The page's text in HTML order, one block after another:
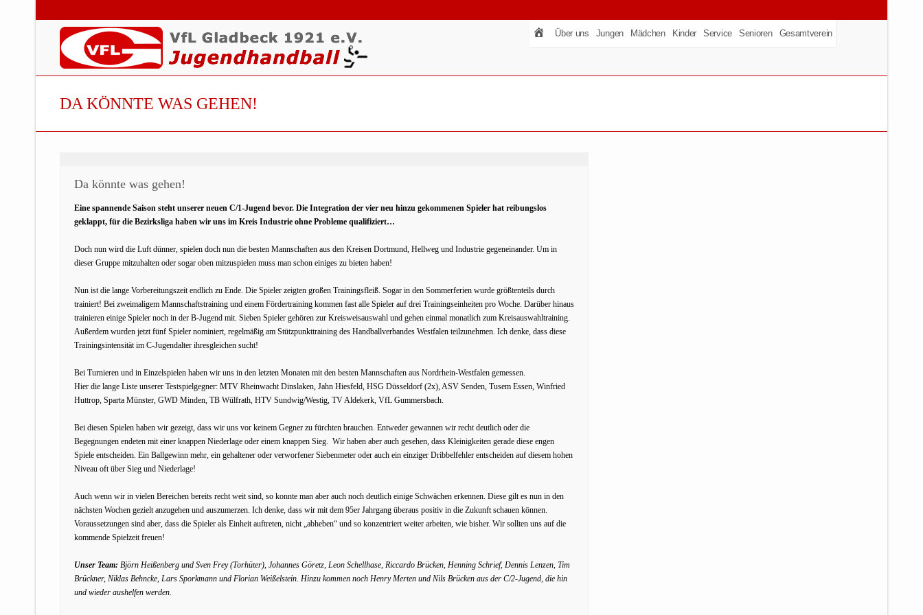
Über uns Jungen Mädchen Kinder Service Senioren Gesamtverein
DA KÖNNTE WAS GEHEN!
Da könnte was gehen!
Eine spannende Saison steht unserer neuen C/1-Jugend bevor. Die Integration der vier neu hinzu gekommenen Spieler hat reibungslos
geklappt, für die Bezirksliga haben wir uns im Kreis Industrie ohne Probleme qualifiziert…
Doch nun wird die Luft dünner, spielen doch nun die besten Mannschaften aus den Kreisen Dortmund, Hellweg und Industrie gegeneinander. Um in
dieser Gruppe mitzuhalten oder sogar oben mitzuspielen muss man schon einiges zu bieten haben!
Nun ist die lange Vorbereitungszeit endlich zu Ende. Die Spieler zeigten großen Trainingsfleiß. Sogar in den Sommerferien wurde größtenteils durch
trainiert! Bei zweimaligem Mannschaftstraining und einem Fördertraining kommen fast alle Spieler auf drei Trainingseinheiten pro Woche. Darüber hinaus
trainieren einige Spieler noch in der B-Jugend mit. Sieben Spieler gehören zur Kreisweisauswahl und gehen einmal monatlich zum Kreisauswahltraining.
Außerdem wurden jetzt fünf Spieler nominiert, regelmäßig am Stützpunkttraining des Handballverbandes Westfalen teilzunehmen. Ich denke, dass diese
Trainingsintensität im C-Jugendalter ihresgleichen sucht!
Bei Turnieren und in Einzelspielen haben wir uns in den letzten Monaten mit den besten Mannschaften aus Nordrhein-Westfalen gemessen.
Hier die lange Liste unserer Testspielgegner: MTV Rheinwacht Dinslaken, Jahn Hiesfeld, HSG Düsseldorf (2x), ASV Senden, Tusem Essen, Winfried
Huttrop, Sparta Münster, GWD Minden, TB Wülfrath, HTV Sundwig/Westig, TV Aldekerk, VfL Gummersbach.
Bei diesen Spielen haben wir gezeigt, dass wir uns vor keinem Gegner zu fürchten brauchen. Entweder gewannen wir recht deutlich oder die
Begegnungen endeten mit einer knappen Niederlage oder einem knappen Sieg. Wir haben aber auch gesehen, dass Kleinigkeiten gerade diese engen
Spiele entscheiden. Ein Ballgewinn mehr, ein gehaltener oder verworfener Siebenmeter oder auch ein einziger Dribbelfehler entscheiden auf diesem hohen
Niveau oft über Sieg und Niederlage!
Auch wenn wir in vielen Bereichen bereits recht weit sind, so konnte man aber auch noch deutlich einige Schwächen erkennen. Diese gilt es nun in den
nächsten Wochen gezielt anzugehen und auszumerzen. Ich denke, dass wir mit dem 95er Jahrgang überaus positiv in die Zukunft schauen können.
Voraussetzungen sind aber, dass die Spieler als Einheit auftreten, nicht „abheben“ und so konzentriert weiter arbeiten, wie bisher. Wir sollten uns auf die
kommende Spielzeit freuen!
Unser Team: Björn Heißenberg und Sven Frey (Torhüter), Johannes Göretz, Leon Schellhase, Riccardo Brücken, Henning Schrief, Dennis Lenzen, Tim
Brückner, Niklas Behncke, Lars Sporkmann und Florian Weißelstein. Hinzu kommen noch Henry Merten und Nils Brücken aus der C/2-Jugend, die hin
und wieder aushelfen werden.